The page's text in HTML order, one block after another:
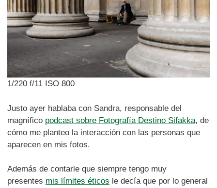
1/220 f/11 ISO 800
Justo ayer hablaba con Sandra, responsable del
magnífico podcast sobre Fotografía Destino Sifakka, de
cómo me planteo la interacción con las personas que
aparecen en mis fotos.
Además de contarle que siempre tengo muy
presentes mis límites éticos le decía que por lo general